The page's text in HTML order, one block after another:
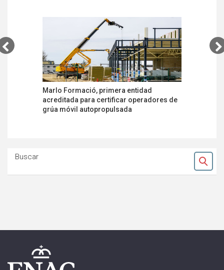
Marlo Formació, primera entidad
acreditada para certificar operadores de
grúa móvil autopropulsada
Buscar
Ok